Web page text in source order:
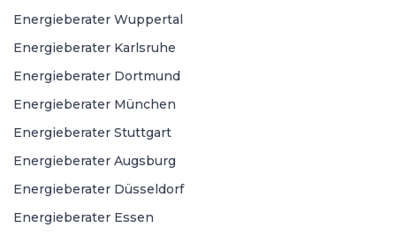
Energieberater Wuppertal
Energieberater Karlsruhe
Energieberater Dortmund
Energieberater München
Energieberater Stuttgart
Energieberater Augsburg
Energieberater Düsseldorf
Energieberater Essen